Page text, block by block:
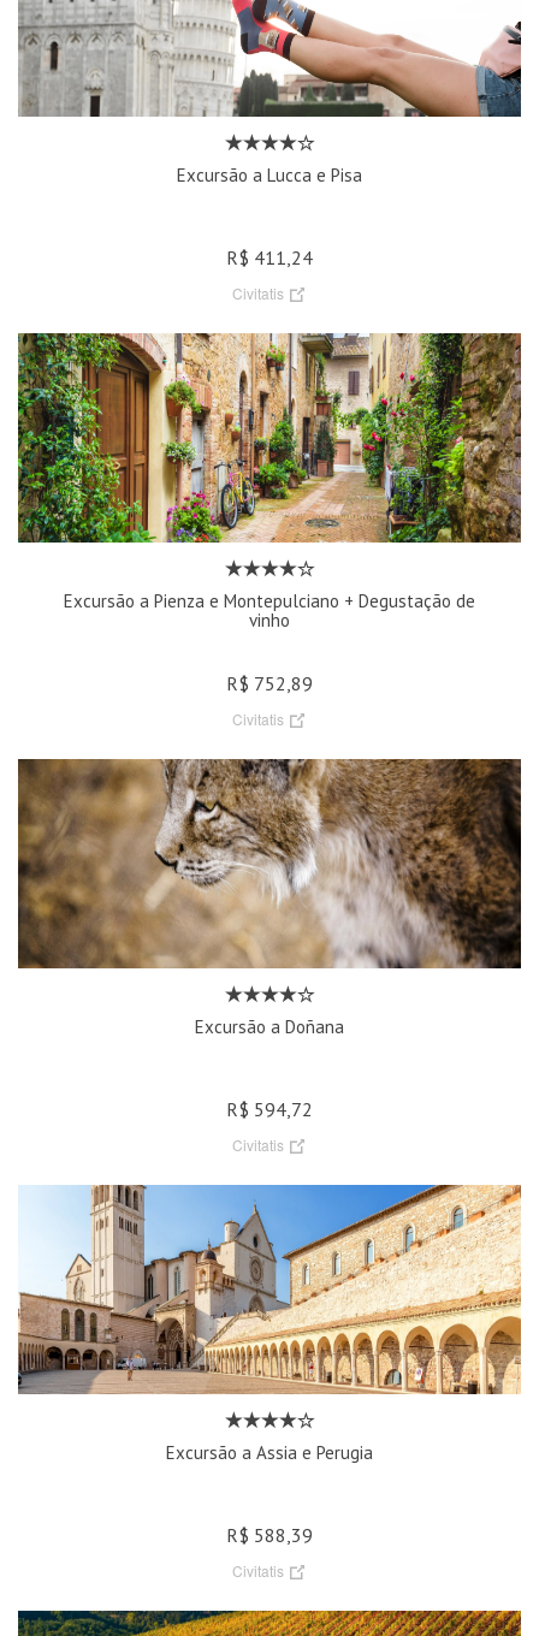
Excursão a Lucca e Pisa
R$ 411,24
Civitatis
Excursão a Pienza e Montepulciano + Degustação de
vinho
R$ 752,89
Civitatis
Excursão a Doñana
R$ 594,72
Civitatis
Excursão a Assia e Perugia
R$ 588,39
Civitatis